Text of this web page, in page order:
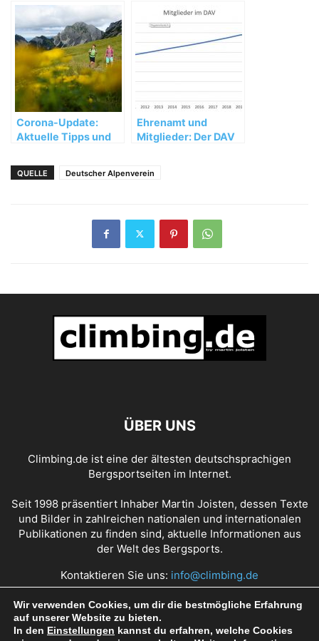
vor Gericht endet
Corona-Update:
Aktuelle Tipps und
Bergsport
Ehrenamt und
Mitglieder: Der DAV
QUELLE Deutscher Alpenverein
ÜBER UNS
Climbing.de ist eine der ältesten deutschsprachigen
Bergsportseiten im Internet.
Seit 1998 präsentiert Inhaber Martin Joisten, dessen Texte
und Bilder in zahlreichen nationalen und internationalen
Publikationen zu finden sind, aktuelle Informationen aus
der Welt des Bergsports.
Kontaktieren Sie uns: info@climbing.de
Über Climbing.de RSS Feed Mediadaten
Wir verwenden Cookies, um dir die bestmögliche Erfahrung
auf unserer Website zu bieten.
In den Einstellungen kannst du erfahren, welche Cookies